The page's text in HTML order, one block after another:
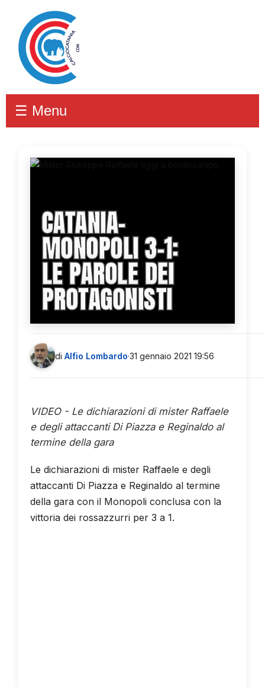
☰ Menu
CATANIA-
MONOPOLI 3-1:
LE PAROLE DEI
PROTAGONISTI
di Alfio Lombardo·31 gennaio 2021 19:56
VIDEO - Le dichiarazioni di mister Raffaele
e degli attaccanti Di Piazza e Reginaldo al
termine della gara
Le dichiarazioni di mister Raffaele e degli
attaccanti Di Piazza e Reginaldo al termine
della gara con il Monopoli conclusa con la
vittoria dei rossazzurri per 3 a 1.